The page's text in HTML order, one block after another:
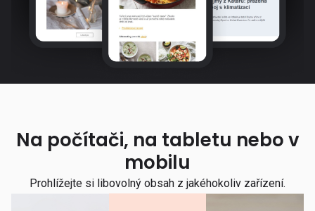
Na počítači, na tabletu nebo v
mobilu
Prohlížejte si libovolný obsah z jakéhokoliv zařízení.